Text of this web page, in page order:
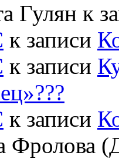
Гулян к
к записи
к записи
к записи
Фролова